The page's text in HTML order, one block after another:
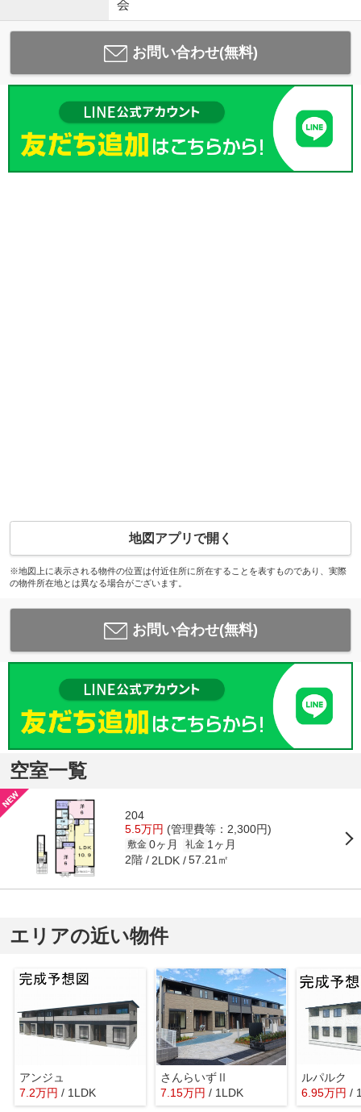
会
お問い合わせ(無料)
地図アプリで開く
※地図上に表示される物件の位置は付近住所に所在することを表すものであり、実際
の物件所在地とは異なる場合がございます。
お問い合わせ(無料)
空室一覧
204
5.5万円 (管理費等：2,300円)
敷金 0ヶ月 礼金 1ヶ月
2階 2LDK 57.21㎡
エリアの近い物件
アンジュ
7.2万円 / 1LDK
さんらいずⅡ
7.15万円 / 1LDK
ルパルク
6.95万円 /